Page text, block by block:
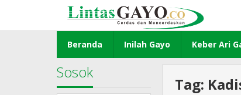
konten
Beranda Inilah Gayo Keber Ari
Sosok
Tag: